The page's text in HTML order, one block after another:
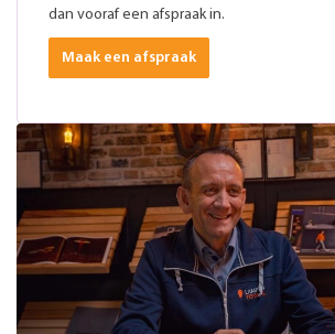
dan vooraf een afspraak in.
Maak een afspraak